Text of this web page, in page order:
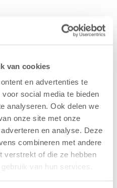
van cookies
en advertenties te
social media te bieden
analyseren. Ook delen we
onze site met onze
en analyse. Deze
combineren met andere
verstrekt of die ze hebben
van hun services.